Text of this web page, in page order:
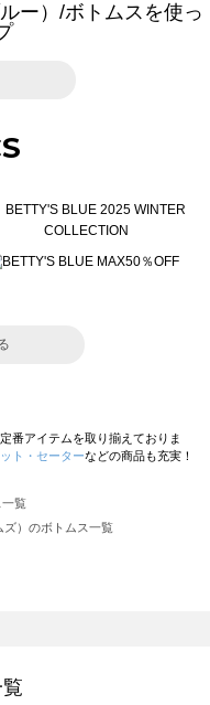
ー）/ボトムスを使っ
番アイテムを取り揃えておりま
ト・セーターなどの商品も充実！
一覧
ズ）のボトムス一覧
モスモス）のボトムス一覧
ボトムス一覧